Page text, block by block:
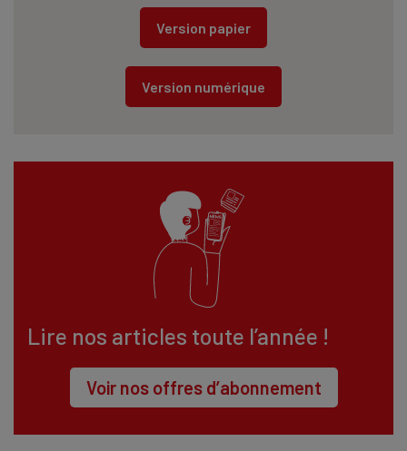
Version papier
Version numérique
Lire nos articles toute l’année !
Voir nos offres d’abonnement